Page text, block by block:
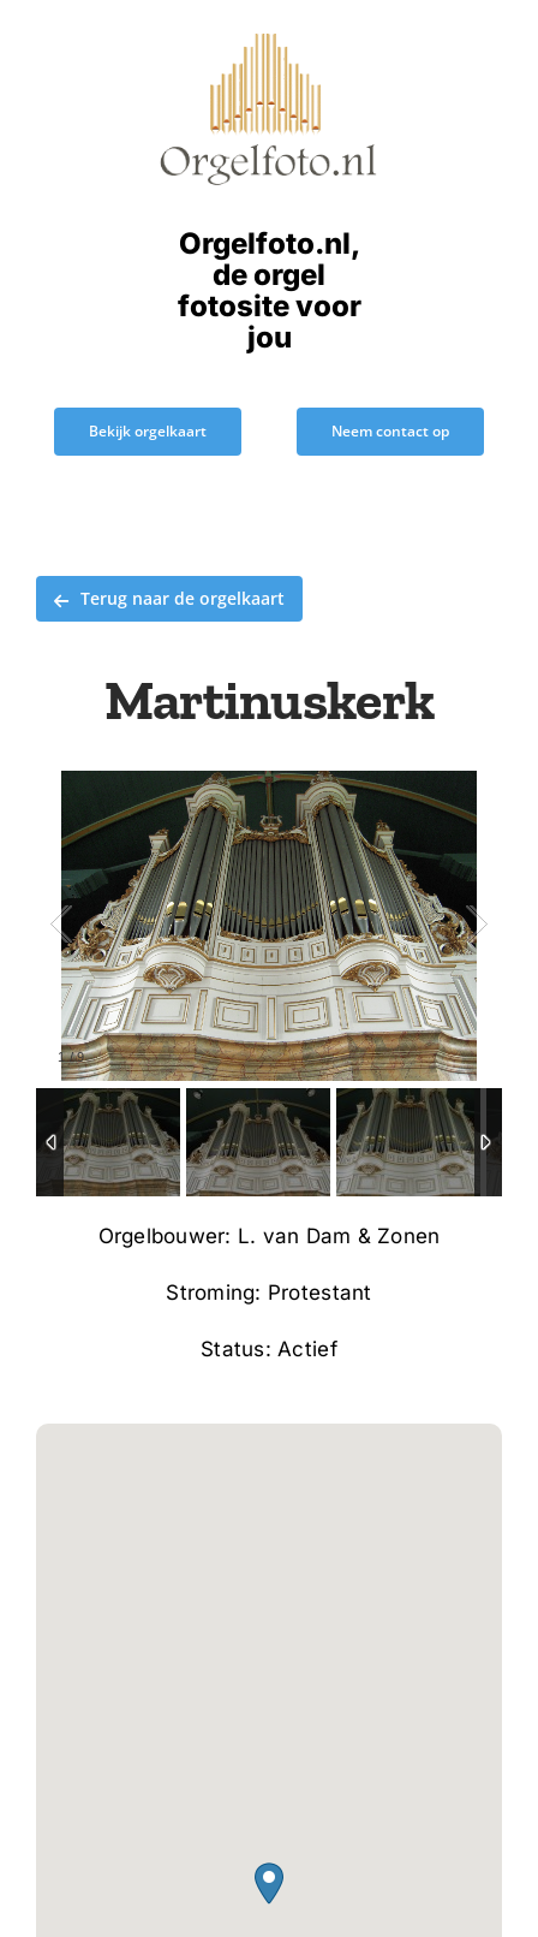
Orgelfoto.nl,
de orgel
fotosite voor
jou
Bekijk orgelkaart Neem contact op
Terug naar de orgelkaart
Martinuskerk
1/9
Orgelbouwer: L. van Dam & Zonen
Stroming: Protestant
Status: Actief